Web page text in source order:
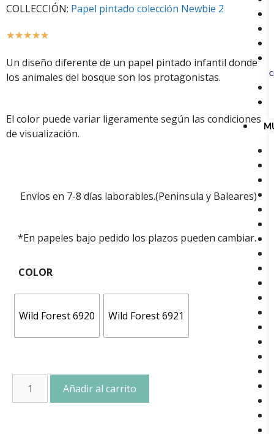
COLLECCIÓN: Papel pintado colección Newbie 2
☆☆☆☆☆
Un diseño diferente de un papel pintado infantil donde
los animales del bosque son los protagonistas.
El color puede variar ligeramente según las condiciones
de visualización.
Envíos en 7-8 días laborables.(Peninsula y Baleares)
*En papeles bajo pedido los plazos pueden cambiar.
COLOR
Wild Forest 6920 Wild Forest 6921
Añadir al carrito